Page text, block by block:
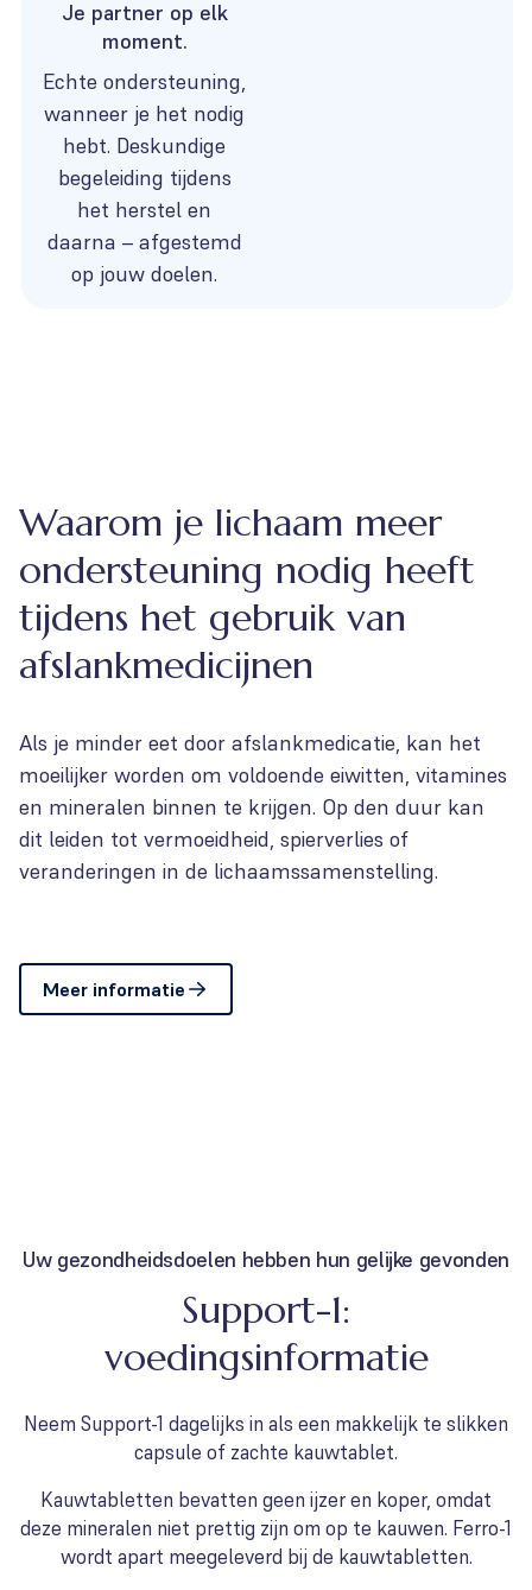
Echte ondersteuning,
wanneer je het nodig
hebt. Deskundige
begeleiding tijdens
het herstel en
daarna – afgestemd
op jouw doelen.
Je partner op elk
moment.
Waarom je lichaam meer
ondersteuning nodig heeft
tijdens het gebruik van
afslankmedicijnen
Als je minder eet door afslankmedicatie, kan het
moeilijker worden om voldoende eiwitten, vitamines
en mineralen binnen te krijgen. Op den duur kan
dit leiden tot vermoeidheid, spierverlies of
veranderingen in de lichaamssamenstelling.
Meer informatie
Uw gezondheidsdoelen hebben hun gelijke gevonden
Support-1:
voedingsinformatie
Neem Support-1 dagelijks in als een makkelijk te slikken
capsule of zachte kauwtablet.
Kauwtabletten bevatten geen ijzer en koper, omdat
deze mineralen niet prettig zijn om op te kauwen. Ferro-1
wordt apart meegeleverd bij de kauwtabletten.